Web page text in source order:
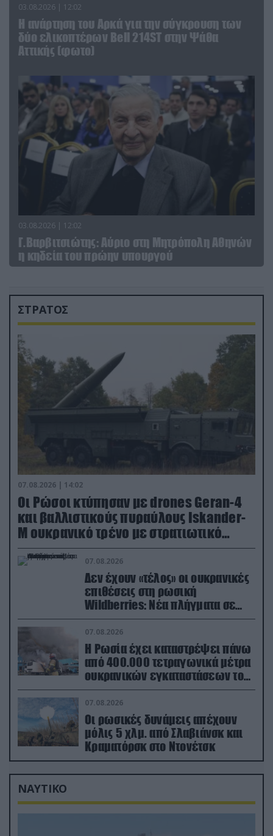
03.08.2026 | 12:02
Η ανάρτηση του Αρκά για την σύγκρουση των
δύο ελικοπτέρων Bell 214ST στην Ψάθα
Αττικής (φωτο)
03.08.2026 | 12:02
Γ.Βαρβιτσιώτης: Aύριο στη Μητρόπολη Αθηνών
η κηδεία του πρώην υπουργού
ΣΤΡΑΤΟΣ
07.08.2026 | 14:02
Οι Ρώσοι κτύπησαν με drones Geran-4
και βαλλιστικούς πυραύλους Iskander-
M ουκρανικό τρένο με στρατιωτικό
εξοπλισμό
07.08.2026
Δεν έχουν «τέλος» οι ουκρανικές
επιθέσεις στη ρωσική
Wildberries: Νέα πλήγματα σε
εγκαταστάσεις στα Ουράλια
07.08.2026
Η Ρωσία έχει καταστρέψει πάνω
από 400.000 τετραγωνικά μέτρα
ουκρανικών εγκαταστάσεων τον
Ιούλιο
07.08.2026
Οι ρωσικές δυνάμεις απέχουν
μόλις 5 χλμ. από Σλαβιάνσκ και
Κραματόρσκ στο Ντονέτσκ
ΝΑΥΤΙΚΟ